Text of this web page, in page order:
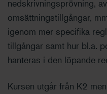
nedskrivningsprövning,
omsättningstillgångar,
igenom mer specifika
tillgångar samt hur bl.a.
hanteras i den löpande
Kursen utgår från K2